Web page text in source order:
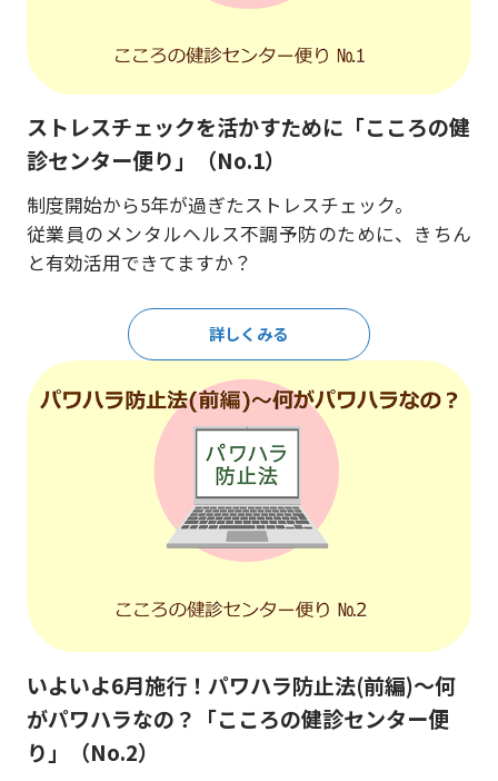
ストレスチェックを活かすために「こころの健
診センター便り」（No.1）
制度開始から5年が過ぎたストレスチェック。
従業員のメンタルヘルス不調予防のために、きちん
と有効活用できてますか？
詳しくみる
いよいよ6月施行！パワハラ防止法(前編)～何
がパワハラなの？「こころの健診センター便
り」（No.2）